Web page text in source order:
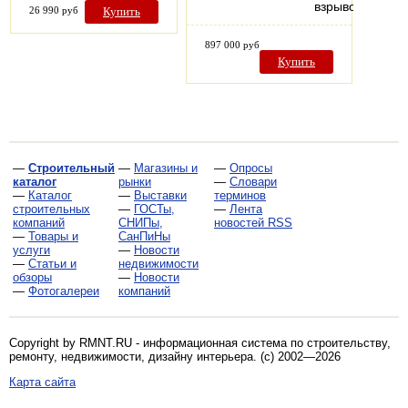
26 990 руб Купить
897 000 руб
Купить
— Строительный
каталог
— Каталог
строительных
компаний
— Товары и
услуги
— Статьи и
обзоры
— Фотогалереи
— Магазины и
рынки
— Выставки
— ГОСТы,
СНИПы,
СанПиНы
— Новости
недвижимости
— Новости
компаний
— Опросы
— Словари
терминов
— Лента
новостей RSS
Copyright by RMNT.RU - информационная система по строительству,
ремонту, недвижимости, дизайну интерьера. (c) 2002—2026
Карта сайта